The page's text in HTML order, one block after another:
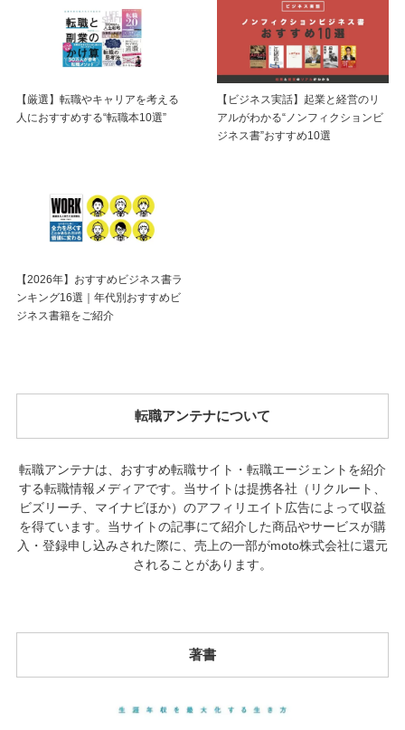
【厳選】転職やキャリアを考える
人におすすめする“転職本10選”
【ビジネス実話】起業と経営のリ
アルがわかる“ノンフィクションビ
ジネス書”おすすめ10選
【2026年】おすすめビジネス書ラ
ンキング16選｜年代別おすすめビ
ジネス書籍をご紹介
転職アンテナについて
転職アンテナは、おすすめ転職サイト・転職エージェントを紹介
する転職情報メディアです。当サイトは提携各社（リクルート、
ビズリーチ、マイナビほか）のアフィリエイト広告によって収益
を得ています。当サイトの記事にて紹介した商品やサービスが購
入・登録申し込みされた際に、売上の一部がmoto株式会社に還元
されることがあります。
著書